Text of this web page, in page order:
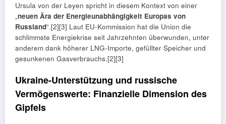
Ursula von der Leyen spricht in diesem Kontext von einer
„neuen Ära der Energieunabhängigkeit Europas von
Russland“.[2][3] Laut EU-Kommission hat die Union die
schlimmste Energiekrise seit Jahrzehnten überwunden, unter
anderem dank höherer LNG-Importe, gefüllter Speicher und
gesunkenen Gasverbrauchs.[2][3]
Ukraine-Unterstützung und russische
Vermögenswerte: Finanzielle Dimension des
Gipfels